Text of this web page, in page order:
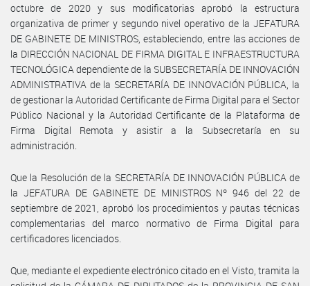
octubre de 2020 y sus modificatorias aprobó la estructura
organizativa de primer y segundo nivel operativo de la JEFATURA
DE GABINETE DE MINISTROS, estableciendo, entre las acciones de
la DIRECCIÓN NACIONAL DE FIRMA DIGITAL E INFRAESTRUCTURA
TECNOLÓGICA dependiente de la SUBSECRETARÍA DE INNOVACIÓN
ADMINISTRATIVA de la SECRETARÍA DE INNOVACIÓN PÚBLICA, la
de gestionar la Autoridad Certificante de Firma Digital para el Sector
Público Nacional y la Autoridad Certificante de la Plataforma de
Firma Digital Remota y asistir a la Subsecretaría en su
administración.
Que la Resolución de la SECRETARÍA DE INNOVACIÓN PÚBLICA de
la JEFATURA DE GABINETE DE MINISTROS Nº 946 del 22 de
septiembre de 2021, aprobó los procedimientos y pautas técnicas
complementarias del marco normativo de Firma Digital para
certificadores licenciados.
Que, mediante el expediente electrónico citado en el Visto, tramita la